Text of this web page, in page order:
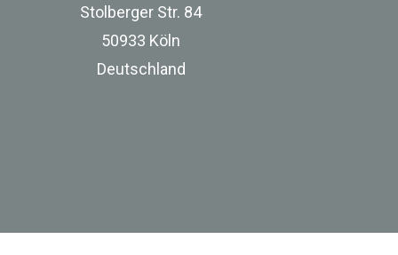
Stolberger Str. 84
50933 Köln
Deutschland